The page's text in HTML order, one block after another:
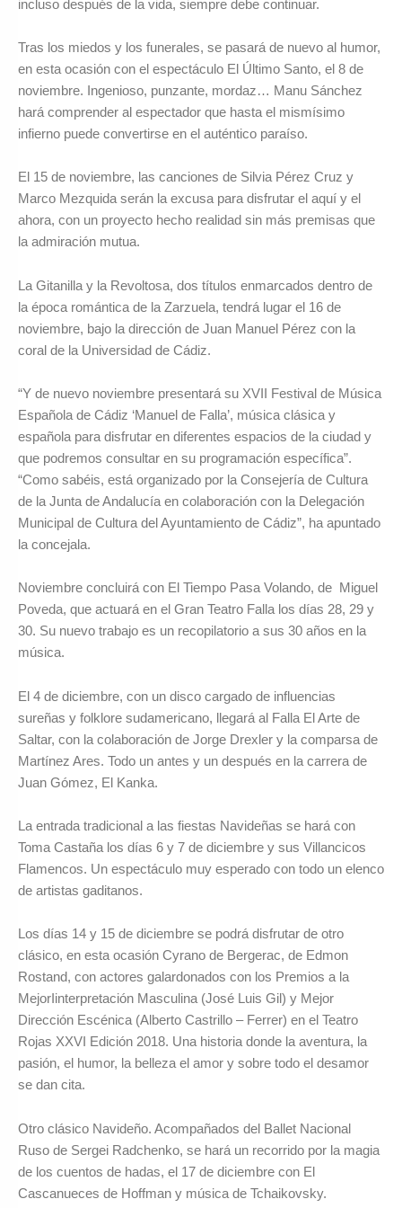
incluso después de la vida, siempre debe continuar.
Tras los miedos y los funerales, se pasará de nuevo al humor,
en esta ocasión con el espectáculo El Último Santo, el 8 de
noviembre. Ingenioso, punzante, mordaz… Manu Sánchez
hará comprender al espectador que hasta el mismísimo
infierno puede convertirse en el auténtico paraíso.
El 15 de noviembre, las canciones de Silvia Pérez Cruz y
Marco Mezquida serán la excusa para disfrutar el aquí y el
ahora, con un proyecto hecho realidad sin más premisas que
la admiración mutua.
La Gitanilla y la Revoltosa, dos títulos enmarcados dentro de
la época romántica de la Zarzuela, tendrá lugar el 16 de
noviembre, bajo la dirección de Juan Manuel Pérez con la
coral de la Universidad de Cádiz.
“Y de nuevo noviembre presentará su XVII Festival de Música
Española de Cádiz ‘Manuel de Falla’, música clásica y
española para disfrutar en diferentes espacios de la ciudad y
que podremos consultar en su programación específica”.
“Como sabéis, está organizado por la Consejería de Cultura
de la Junta de Andalucía en colaboración con la Delegación
Municipal de Cultura del Ayuntamiento de Cádiz”, ha apuntado
la concejala.
Noviembre concluirá con El Tiempo Pasa Volando, de Miguel
Poveda, que actuará en el Gran Teatro Falla los días 28, 29 y
30. Su nuevo trabajo es un recopilatorio a sus 30 años en la
música.
El 4 de diciembre, con un disco cargado de influencias
sureñas y folklore sudamericano, llegará al Falla El Arte de
Saltar, con la colaboración de Jorge Drexler y la comparsa de
Martínez Ares. Todo un antes y un después en la carrera de
Juan Gómez, El Kanka.
La entrada tradicional a las fiestas Navideñas se hará con
Toma Castaña los días 6 y 7 de diciembre y sus Villancicos
Flamencos. Un espectáculo muy esperado con todo un elenco
de artistas gaditanos.
Los días 14 y 15 de diciembre se podrá disfrutar de otro
clásico, en esta ocasión Cyrano de Bergerac, de Edmon
Rostand, con actores galardonados con los Premios a la
MejorIinterpretación Masculina (José Luis Gil) y Mejor
Dirección Escénica (Alberto Castrillo – Ferrer) en el Teatro
Rojas XXVI Edición 2018. Una historia donde la aventura, la
pasión, el humor, la belleza el amor y sobre todo el desamor
se dan cita.
Otro clásico Navideño. Acompañados del Ballet Nacional
Ruso de Sergei Radchenko, se hará un recorrido por la magia
de los cuentos de hadas, el 17 de diciembre con El
Cascanueces de Hoffman y música de Tchaikovsky.